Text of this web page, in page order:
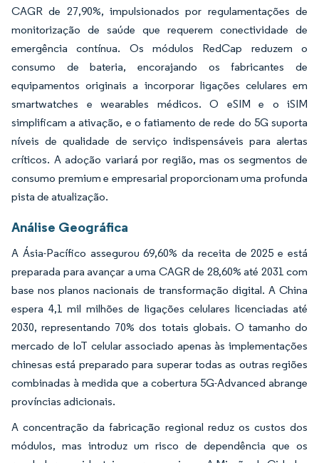
CAGR de 27,90%, impulsionados por regulamentações de
monitorização de saúde que requerem conectividade de
emergência contínua. Os módulos RedCap reduzem o
consumo de bateria, encorajando os fabricantes de
equipamentos originais a incorporar ligações celulares em
smartwatches e wearables médicos. O eSIM e o iSIM
simplificam a ativação, e o fatiamento de rede do 5G suporta
níveis de qualidade de serviço indispensáveis para alertas
críticos. A adoção variará por região, mas os segmentos de
consumo premium e empresarial proporcionam uma profunda
pista de atualização.
Análise Geográfica
A Ásia-Pacífico assegurou 69,60% da receita de 2025 e está
preparada para avançar a uma CAGR de 28,60% até 2031 com
base nos planos nacionais de transformação digital. A China
espera 4,1 mil milhões de ligações celulares licenciadas até
2030, representando 70% dos totais globais. O tamanho do
mercado de IoT celular associado apenas às implementações
chinesas está preparado para superar todas as outras regiões
combinadas à medida que a cobertura 5G-Advanced abrange
províncias adicionais.
A concentração da fabricação regional reduz os custos dos
módulos, mas introduz um risco de dependência que os